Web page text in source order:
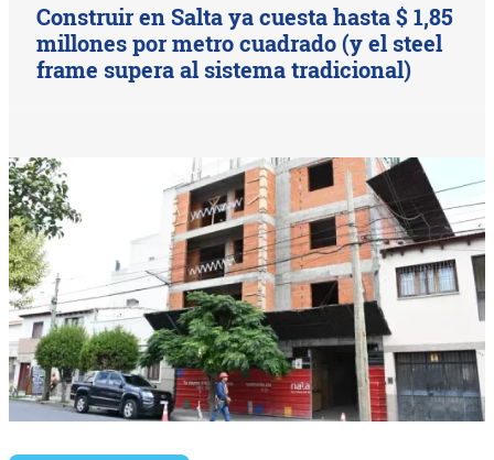
Construir en Salta ya cuesta hasta $ 1,85
millones por metro cuadrado (y el steel
frame supera al sistema tradicional)